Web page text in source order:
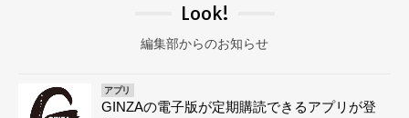
Look!
編集部からのお知らせ
アプリ
GINZAの電子版が定期購読できるアプリが登